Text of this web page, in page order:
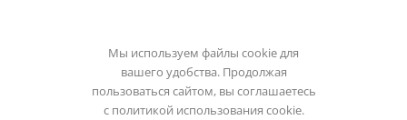
Мы используем файлы cookie для
вашего удобства. Продолжая
пользоваться сайтом, вы соглашаетесь
с политикой использования cookie.